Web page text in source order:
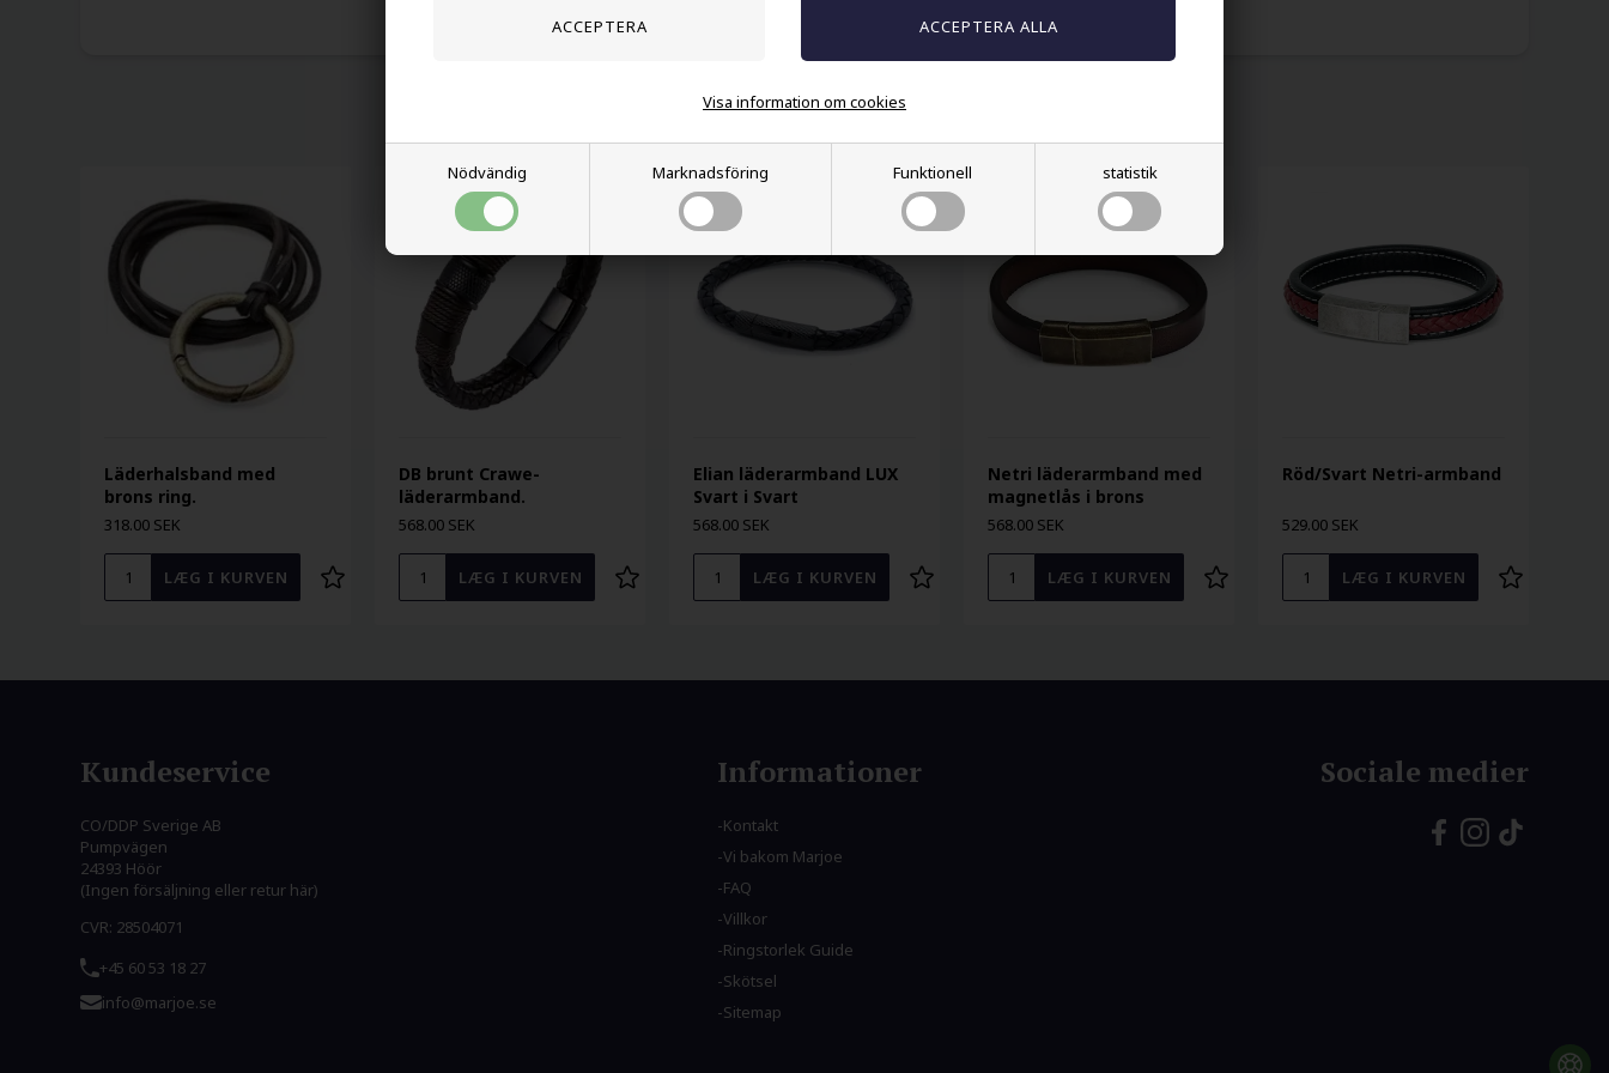
Nödvändig Marknadsföring Funktionell statistik
Visa information om cookies
Andra köpte också
Läderhalsband med
brons ring.
318.00 SEK
DB brunt Crawe-
läderarmband.
568.00 SEK
Elian läderarmband LUX
Svart i Svart
568.00 SEK
Netri läderarmband med
magnetlås i brons
568.00 SEK
Röd/Svart Netri-armband
529.00 SEK
Kundeservice
CO/DDP Sverige AB
Pumpvägen
24393 Höör
(Ingen försäljning eller retur här)
CVR: 28504071
+45 60 53 18 27
info@marjoe.se
Informationer
Kontakt
Vi bakom Marjoe
FAQ
Villkor
Ringstorlek Guide
Skötsel
Sitemap
Sociale medier